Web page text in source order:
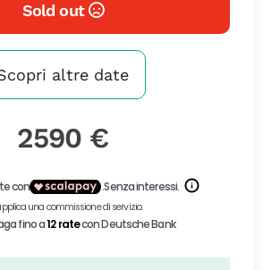
Sold out
altre date
2590 €